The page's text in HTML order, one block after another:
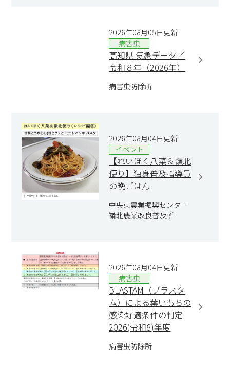
2026年08月05日更新
病害虫
高知県 気象データ／
令和８年（2026年）
病害虫防除所
2026年08月04日更新
イベント
【れいほく八菜＆嶺北
便り】独身普及指導員
の晩ごはん
中央東農業振興センター
嶺北農業改良普及所
2026年08月04日更新
病害虫
BLASTAM（ブラスタ
ム）による葉いもちの
感染好適条件の判定
2026(令和8)年度
病害虫防除所